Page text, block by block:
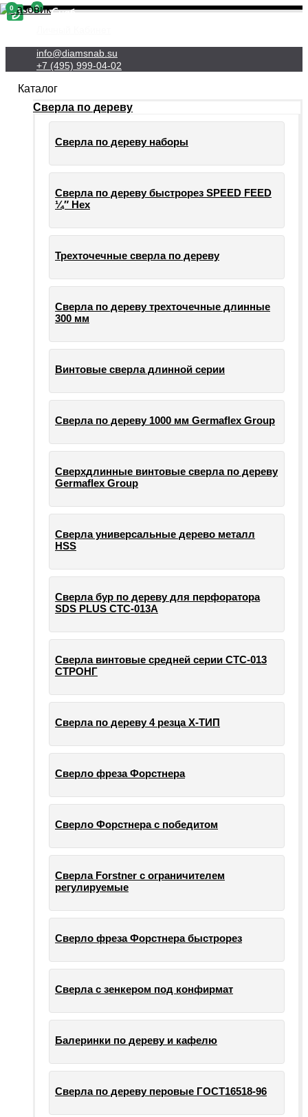
info@diamsnab.su
+7 (495) 999-04-02
0
Каталог
Сверла по дереву
Сверла по дереву наборы
Сверла по дереву быстрорез SPEED FEED
¼″ Hex
Трехточечные сверла по дереву
Сверла по дереву трехточечные длинные
300 мм
Винтовые сверла длинной серии
Сверла по дереву 1000 мм Germaflex Group
Сверхдлинные винтовые сверла по дереву
Germaflex Group
Сверла универсальные дерево металл
HSS
Cверла бур по дереву для перфоратора
SDS PLUS СТС-013А
Сверла винтовые средней серии СТС-013
СТРОНГ
Сверла по дереву 4 резца Х-ТИП
Сверло фреза Форстнера
Сверло Форстнера с победитом
Сверла Forstner с ограничителем
регулируемые
Сверло фреза Форстнера быстрорез
Сверла с зенкером под конфирмат
Балеринки по дереву и кафелю
Сверла по дереву перовые ГОСТ16518-96
0